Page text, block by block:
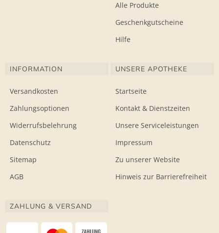
Alle Produkte
Geschenkgutscheine
Hilfe
INFORMATION
Versandkosten
Zahlungsoptionen
Widerrufsbelehrung
Datenschutz
Sitemap
AGB
UNSERE APOTHEKE
Startseite
Kontakt & Dienstzeiten
Unsere Serviceleistungen
Impressum
Zu unserer Website
Hinweis zur Barrierefreiheit
ZAHLUNG & VERSAND